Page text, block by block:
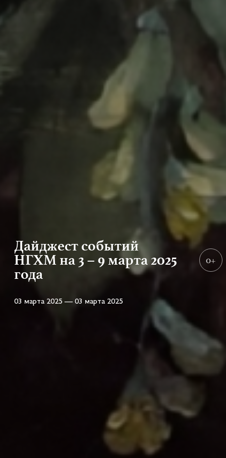
Дайджест событий
НГХМ на 3 – 9 марта 2025
года
03 марта 2025 — 03 марта 2025
0+